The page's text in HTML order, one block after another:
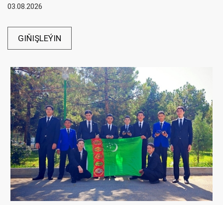
03.08.2026
GIŇIŞLEÝIN